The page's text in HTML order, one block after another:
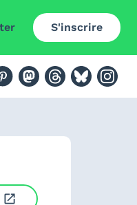
S'inscrire